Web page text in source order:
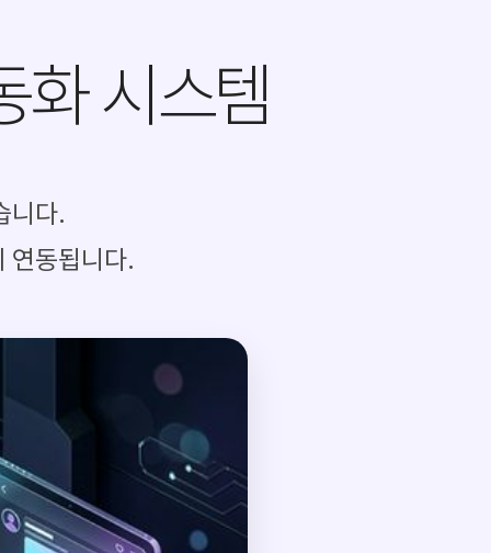
화 시스템
니다.
연동됩니다.